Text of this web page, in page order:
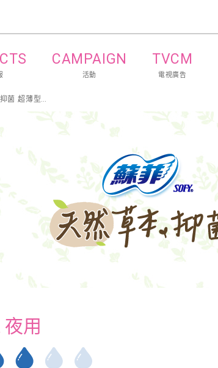
CAMPAIGN
活動
TVCM
電視廣告
天然草本抑菌 超薄型29cm 鼠尾草香
夜用